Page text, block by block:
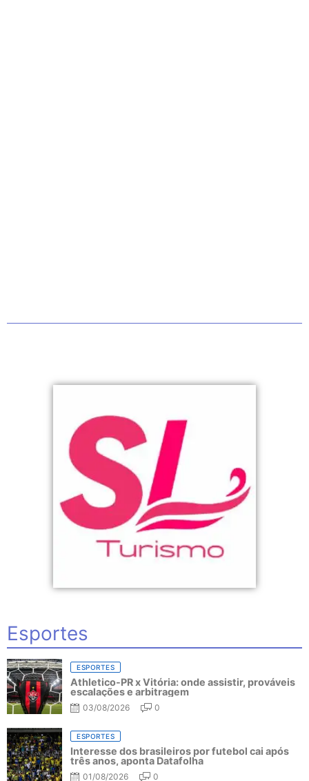
Esportes
ESPORTES
Athletico-PR x Vitória: onde assistir, prováveis
escalações e arbitragem
03/08/2026 0
ESPORTES
Interesse dos brasileiros por futebol cai após
três anos, aponta Datafolha
01/08/2026 0